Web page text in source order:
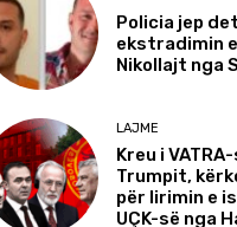
Policia jep
ekstradimin
Nikollajt nga
LAJME
Kreu i
Trumpit,
për lirimin e
UÇK-së nga